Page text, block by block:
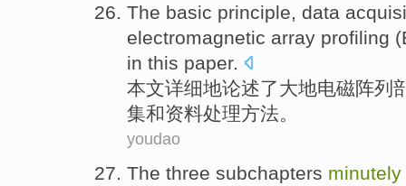
The basic principle, data
electromagnetic array profiling (
in this paper.
本文详细地论述了大地电磁阵列
集和资料处理方法。
youdao
The three subchapters minutely